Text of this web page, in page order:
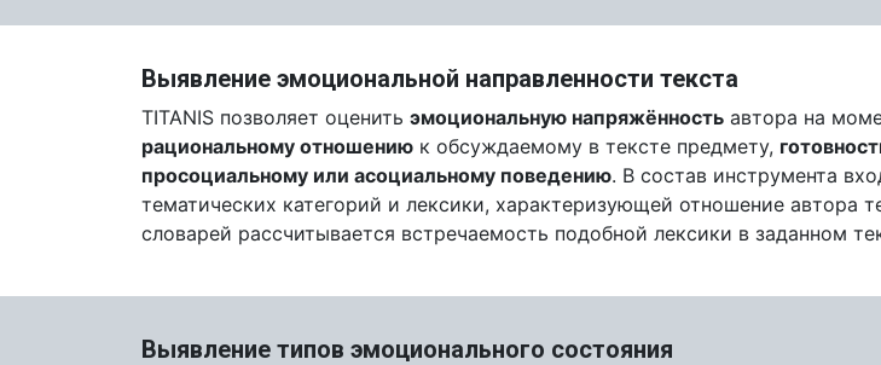
Выявление эмоциональной направленности текста
TITANIS позволяет оценить эмоциональную напряжённость автора на
рациональному отношению к обсуждаемому в тексте предмету,
просоциальному или асоциальному поведению. В состав инструмента
тематических категорий и лексики, характеризующей отношение
словарей рассчитывается встречаемость подобной лексики в заданном
Выявление типов эмоционального состояния